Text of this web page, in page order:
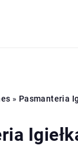
» Pasmanteria